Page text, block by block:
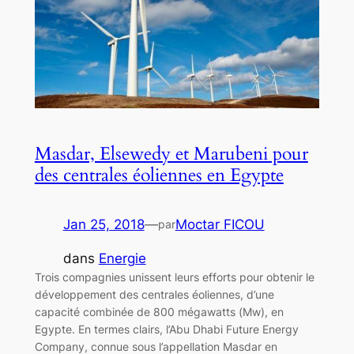
Masdar, Elsewedy et Marubeni pour
des centrales éoliennes en Egypte
Jan 25, 2018—parMoctar FICOU
dans Energie
Trois compagnies unissent leurs efforts pour obtenir le
développement des centrales éoliennes, d’une
capacité combinée de 800 mégawatts (Mw), en
Egypte. En termes clairs, l’Abu Dhabi Future Energy
Company, connue sous l’appellation Masdar en